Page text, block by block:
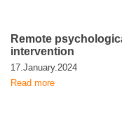
Remote
intervention
17.January.2024
Read more